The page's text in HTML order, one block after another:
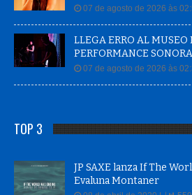
07 de agosto de 2026 às
LLEGA ERRO AL MUSEO
PERFORMANCE
07 de agosto de 2026 às
TOP 3
JP SAXE lanza If The
Evaluna Montaner